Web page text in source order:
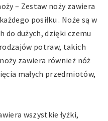
– Zestaw noży zawiera
posiłku . Noże są w
do dużych, dzięki czemu
potraw, takich
zawiera również nóż
małych przedmiotów,
wszystkie łyżki,